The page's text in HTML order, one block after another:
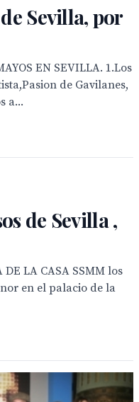
Sevilla, por
EN SEVILLA. 1.Los
de Gavilanes,
a...
de Sevilla ,
LA CASA SSMM los
en el palacio de la